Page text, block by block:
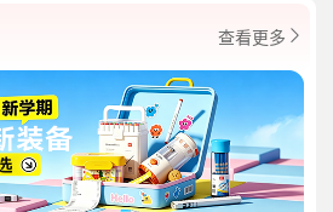
查看更多 